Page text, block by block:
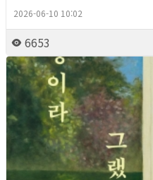
2026-06-10 10:02
6653